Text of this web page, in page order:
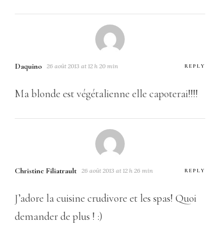
Daquino 26 août 2013 at 12 h 20 min REPLY
Ma blonde est végétalienne elle capoterai!!!!
Christine Filiatrault 26 août 2013 at 12 h 26 min REPLY
J’adore la cuisine crudivore et les spas! Quoi
demander de plus ! :)